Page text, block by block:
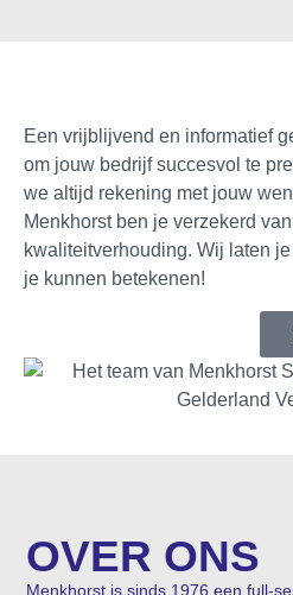
Een vrijblijvend en informatief
om jouw bedrijf succesvol te
we altijd rekening met jouw
Menkhorst ben je verzekerd
kwaliteitverhouding. Wij laten
je kunnen betekenen!
OVER ONS
Menkhorst is sinds 1976 een full-